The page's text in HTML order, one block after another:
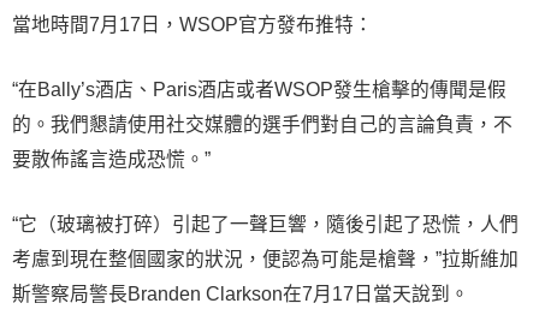
當地時間7月17日，WSOP官方發布推特：
“在Bally’s酒店、Paris酒店或者WSOP發生槍擊的傳聞是假
的。我們懇請使用社交媒體的選手們對自己的言論負責，不
要散佈謠言造成恐慌。”
“它（玻璃被打碎）引起了一聲巨響，隨後引起了恐慌，人們
考慮到現在整個國家的狀況，便認為可能是槍聲，”拉斯維加
斯警察局警長Branden Clarkson在7月17日當天說到。